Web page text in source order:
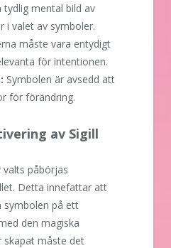
tydlig mental bild av
i valet av symboler.
måste vara entydigt
för intentionen.
Symbolen är avsedd att
för förändring.
av Sigill
påbörjas
Detta innefattar att
symbolen på ett
den magiska
skapat måste det